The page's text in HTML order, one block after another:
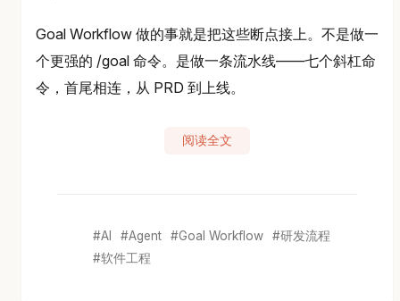
Goal Workflow 做的事就是把这些断点接上。不是做一
个更强的 /goal 命令。是做一条流水线——七个斜杠命
令，首尾相连，从 PRD 到上线。
阅读全文
AI Agent Goal Workflow
研发流程
软件工程